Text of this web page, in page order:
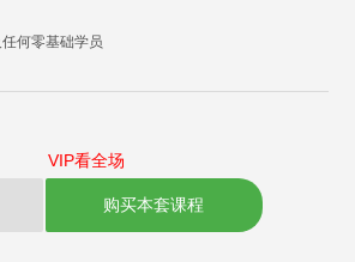
何零基础学员
VIP看全场
购买本套课程